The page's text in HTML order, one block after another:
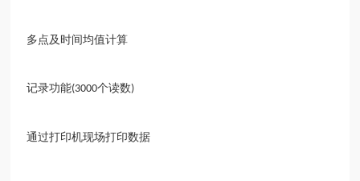
多点及时间均值计算
记录功能(3000个读数)
通过打印机现场打印数据